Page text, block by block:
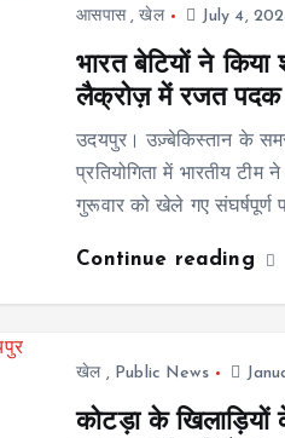
आसपास,खेल July 4,
भारत बेटियों ने किया
लैक्रोज़ में रजत पदक
उदयपुर। उज़्बेकिस्तान के
प्रतियोगिता में भारतीय
गुरूवार को खेले गए संघर्षपूर्ण
Continue reading
खेल, Public News
कोटड़ा के